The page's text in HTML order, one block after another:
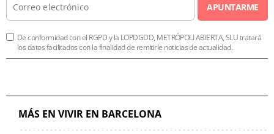
APUNTARME
De conformidad con el RGPD y la LOPDGDD, METRÓPOLI ABIERTA, SLU tratará
los datos facilitados con la finalidad de remitirle noticias de actualidad.
MÁS EN VIVIR EN BARCELONA